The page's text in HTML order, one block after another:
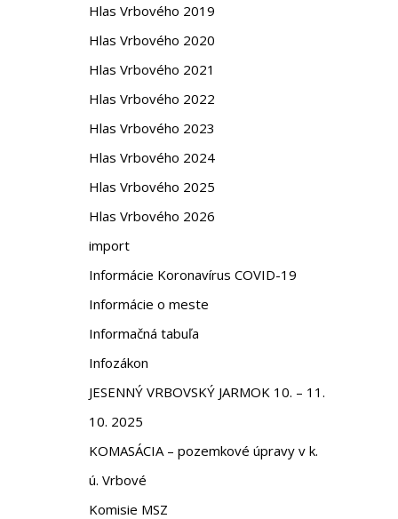
Hlas Vrbového 2019
Hlas Vrbového 2020
Hlas Vrbového 2021
Hlas Vrbového 2022
Hlas Vrbového 2023
Hlas Vrbového 2024
Hlas Vrbového 2025
Hlas Vrbového 2026
import
Informácie Koronavírus COVID-19
Informácie o meste
Informačná tabuľa
Infozákon
JESENNÝ VRBOVSKÝ JARMOK 10. – 11.
10. 2025
KOMASÁCIA – pozemkové úpravy v k.
ú. Vrbové
Komisie MSZ